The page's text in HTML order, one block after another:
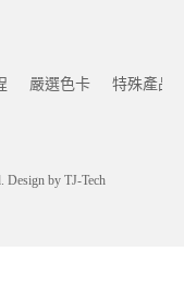
嚴選色卡 特殊產品
Design by TJ-Tech